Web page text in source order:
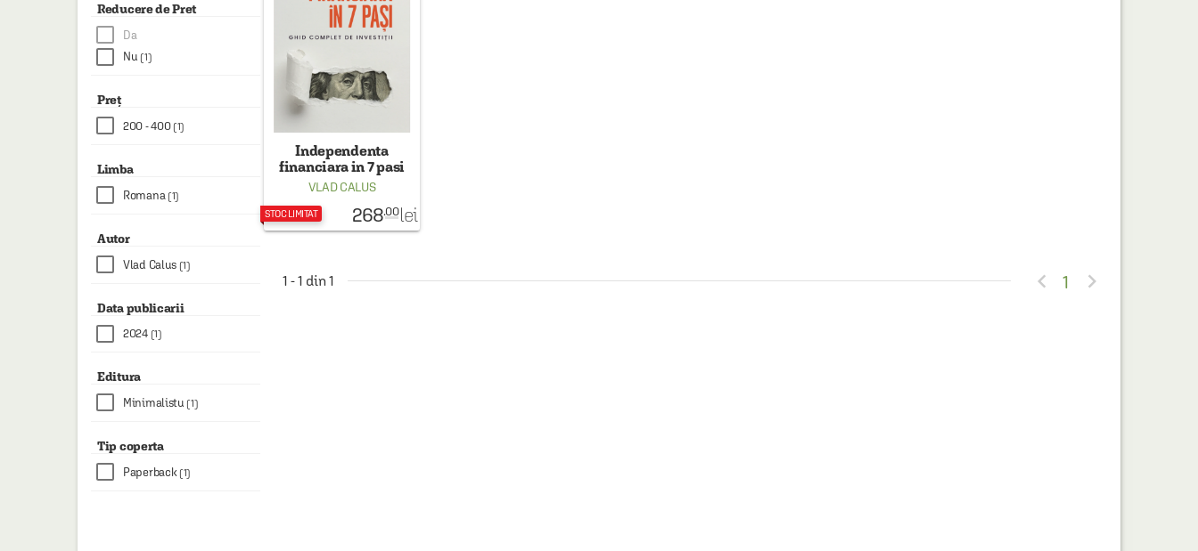
HAINE SI ACCESORII
BOARD GAMES
PLAYGROUND
COSMETICE
DISNEY
CURSURI LIMBI STRAINE
PROMOȚII ȘI SELECȚII
Reducere de Pret
Da
Nu (1)
Preț
200 - 400 (1)
Limba
Romana (1)
Autor
Vlad Calus (1)
Data publicarii
2024 (1)
Editura
Minimalistu (1)
Tip coperta
Paperback (1)
Independenta
financiara in 7 pasi
VLAD CALUS
STOC LIMITAT 268.00 lei
1 - 1 din 1  1 